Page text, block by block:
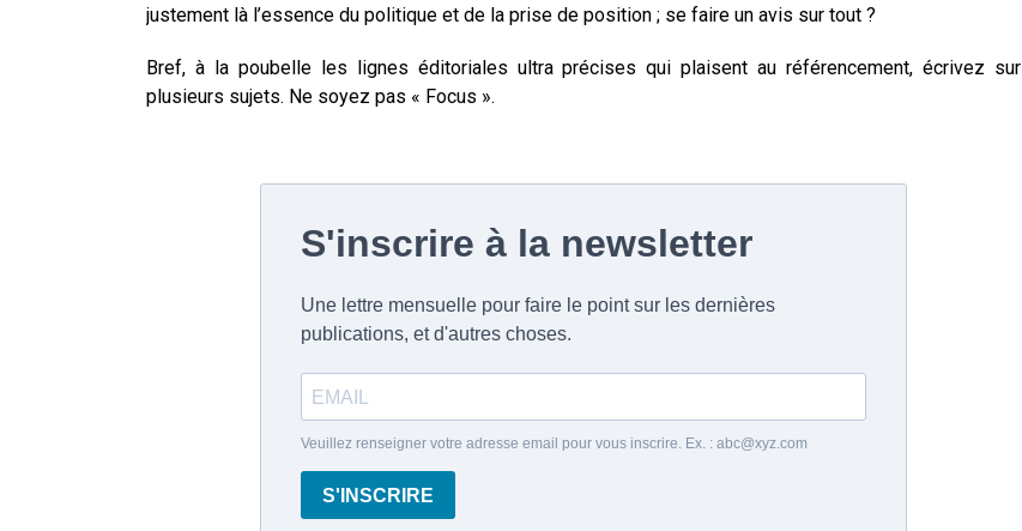
justement là l’essence du politique et de la prise de position ; se faire un avis sur tout ?
Bref, à la poubelle les lignes éditoriales ultra précises qui plaisent au référencement, écrivez sur
plusieurs sujets. Ne soyez pas « Focus ».